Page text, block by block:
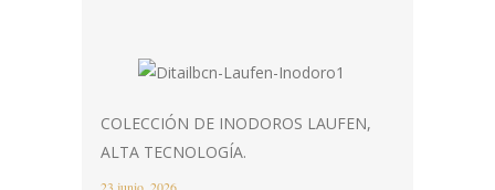
COLECCIÓN DE INODOROS LAUFEN,
ALTA TECNOLOGÍA.
23 junio, 2026